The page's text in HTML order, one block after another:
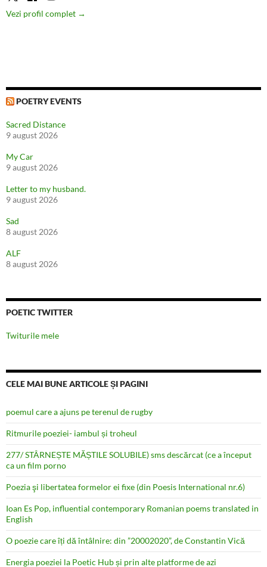
Vezi profil complet →
POETRY EVENTS
Sacred Distance
9 august 2026
My Car
9 august 2026
Letter to my husband.
9 august 2026
Sad
8 august 2026
ALF
8 august 2026
POETIC TWITTER
Twiturile mele
CELE MAI BUNE ARTICOLE ȘI PAGINI
poemul care a ajuns pe terenul de rugby
Ritmurile poeziei- iambul și troheul
277/ STÂRNEȘTE MĂȘTILE SOLUBILE) sms descărcat (ce a început
ca un film porno
Poezia şi libertatea formelor ei fixe (din Poesis International nr.6)
Ioan Es Pop, influential contemporary Romanian poems translated in
English
O poezie care îți dă întâlnire: din ”20002020”, de Constantin Vică
Energia poeziei la Poetic Hub și prin alte platforme de azi